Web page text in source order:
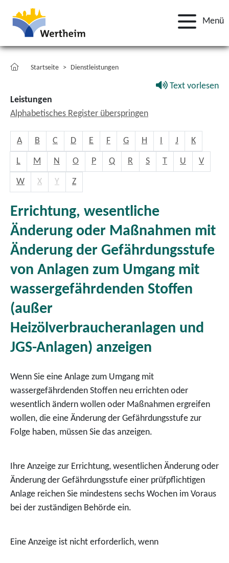
Menü
Startseite Dienstleistungen
Text vorlesen
Leistungen
Alphabetisches Register überspringen
A B C D E F G H I J K
L M N O P Q R S T U V
W X Y Z
Errichtung, wesentliche
Änderung oder Maßnahmen mit
Änderung der Gefährdungsstufe
von Anlagen zum Umgang mit
wassergefährdenden Stoffen
(außer
Heizölverbraucheranlagen und
JGS-Anlagen) anzeigen
Wenn Sie eine Anlage zum Umgang mit
wassergefährdenden Stoffen neu errichten oder
wesentlich ändern wollen oder Maßnahmen ergreifen
wollen, die eine Änderung der Gefährdungsstufe zur
Folge haben, müssen Sie das anzeigen.
Ihre Anzeige zur Errichtung, wesentlichen Änderung oder
Änderung der Gefährdungsstufe einer prüfpflichtigen
Anlage reichen Sie mindestens sechs Wochen im Voraus
bei der zuständigen Behörde ein.
Eine Anzeige ist nicht erforderlich, wenn